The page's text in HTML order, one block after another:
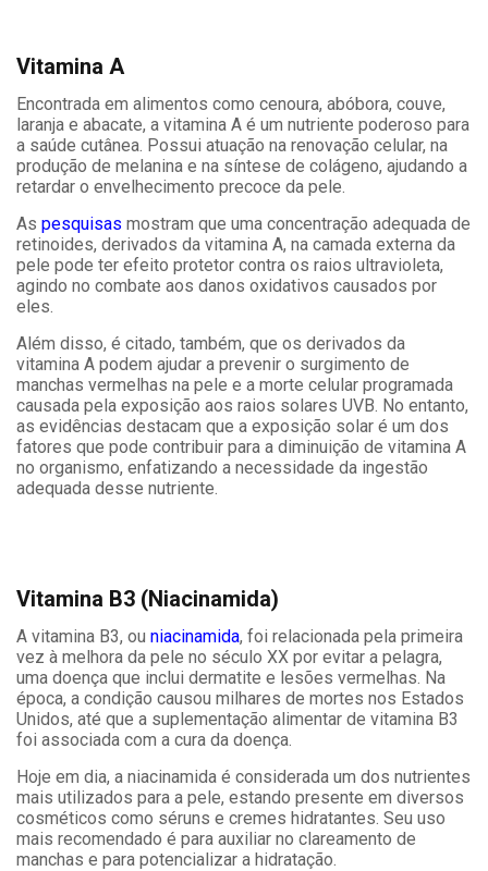
Vitamina A
Encontrada em alimentos como cenoura, abóbora, couve,
laranja e abacate, a vitamina A é um nutriente poderoso para
a saúde cutânea. Possui atuação na renovação celular, na
produção de melanina e na síntese de colágeno, ajudando a
retardar o envelhecimento precoce da pele.
As pesquisas mostram que uma concentração adequada de
retinoides, derivados da vitamina A, na camada externa da
pele pode ter efeito protetor contra os raios ultravioleta,
agindo no combate aos danos oxidativos causados por
eles.
Além disso, é citado, também, que os derivados da
vitamina A podem ajudar a prevenir o surgimento de
manchas vermelhas na pele e a morte celular programada
causada pela exposição aos raios solares UVB. No entanto,
as evidências destacam que a exposição solar é um dos
fatores que pode contribuir para a diminuição de vitamina A
no organismo, enfatizando a necessidade da ingestão
adequada desse nutriente.
Vitamina B3 (Niacinamida)
A vitamina B3, ou niacinamida, foi relacionada pela primeira
vez à melhora da pele no século XX por evitar a pelagra,
uma doença que inclui dermatite e lesões vermelhas. Na
época, a condição causou milhares de mortes nos Estados
Unidos, até que a suplementação alimentar de vitamina B3
foi associada com a cura da doença.
Hoje em dia, a niacinamida é considerada um dos nutrientes
mais utilizados para a pele, estando presente em diversos
cosméticos como séruns e cremes hidratantes. Seu uso
mais recomendado é para auxiliar no clareamento de
manchas e para potencializar a hidratação.